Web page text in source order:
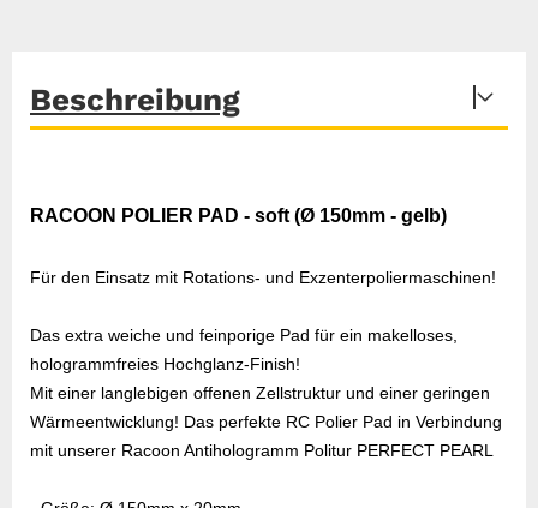
Beschreibung
RACOON POLIER PAD - soft (Ø 150mm - gelb)
Für den Einsatz mit Rotations- und Exzenterpoliermaschinen!
Das extra weiche und feinporige Pad für ein makelloses,
hologrammfreies Hochglanz-Finish!
Mit einer langlebigen offenen Zellstruktur und einer geringen
Wärmeentwicklung! Das perfekte RC Polier Pad in Verbindung
mit unserer Racoon Antihologramm Politur PERFECT PEARL